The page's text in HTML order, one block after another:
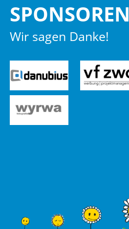
SPON­SO­REN
Wir sagen Danke!